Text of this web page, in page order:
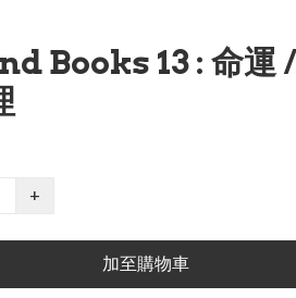
Books 13 : 命運 /
+
加至購物車